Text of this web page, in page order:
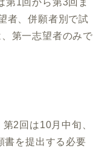
第1回から第3回ま
者、併願者別で試
第一志望者のみで
2回は10月中旬、
書を提出する必要